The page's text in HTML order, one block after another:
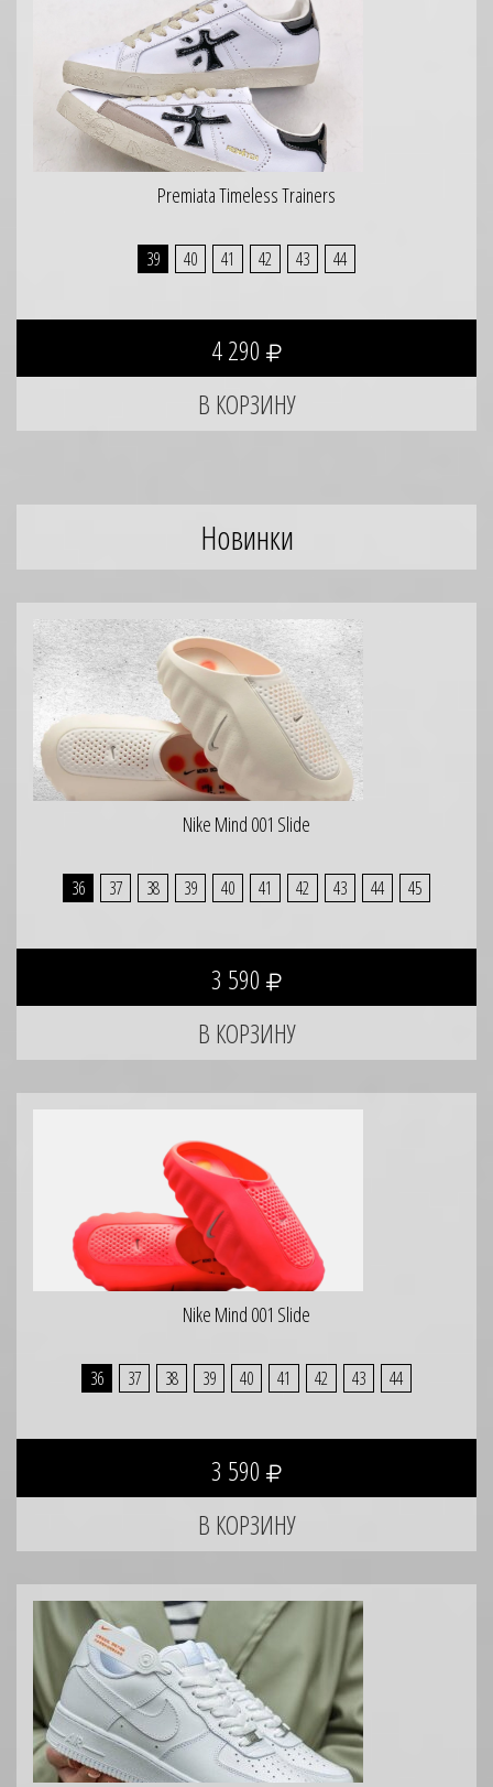
Premiata Timeless Trainers
39 40 41 42 43 44
4 290
Новинки
Nike Mind 001 Slide
36 37 38 39 40 41 42 43 44 45
3 590
Nike Mind 001 Slide
36 37 38 39 40 41 42 43 44
3 590